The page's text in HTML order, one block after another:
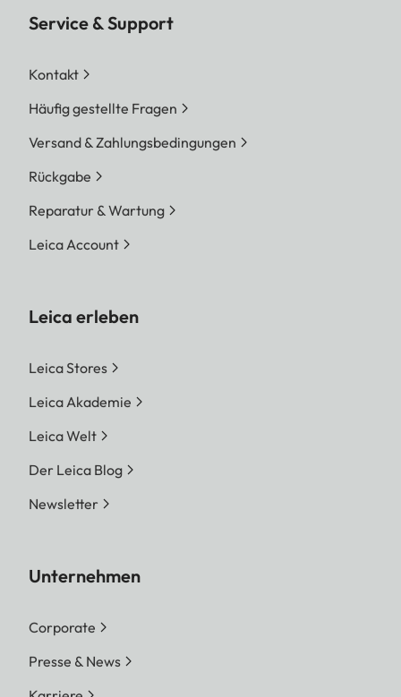
Service & Support
Kontakt
Häufig gestellte Fragen
Versand & Zahlungsbedingungen
Rückgabe
Reparatur & Wartung
Leica Account
Leica erleben
Leica Stores
Leica Akademie
Leica Welt
Der Leica Blog
Newsletter
Unternehmen
Corporate
Presse & News